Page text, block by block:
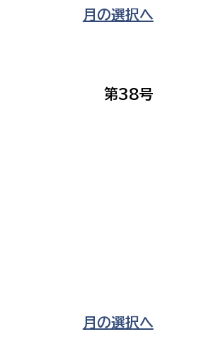
月の選択へ
第38号
月の選択へ